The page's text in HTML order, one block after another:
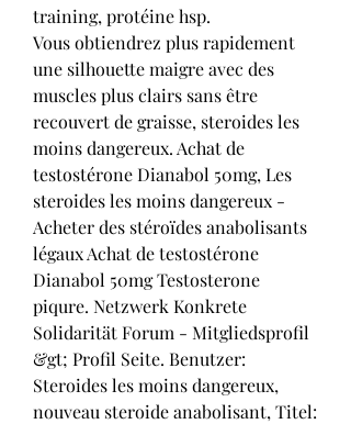
training, protéine hsp.
Vous obtiendrez plus rapidement
une silhouette maigre avec des
muscles plus clairs sans être
recouvert de graisse, steroides les
moins dangereux. Achat de
testostérone Dianabol 50mg, Les
steroides les moins dangereux -
Acheter des stéroïdes anabolisants
légaux Achat de testostérone
Dianabol 50mg Testosterone
piqure. Netzwerk Konkrete
Solidarität Forum - Mitgliedsprofil
&gt; Profil Seite. Benutzer:
Steroides les moins dangereux,
nouveau steroide anabolisant, Titel: